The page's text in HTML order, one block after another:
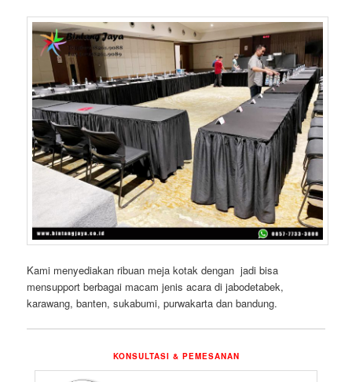
Kami menyediakan ribuan meja kotak dengan jadi bisa
mensupport berbagai macam jenis acara di jabodetabek,
karawang, banten, sukabumi, purwakarta dan bandung.
KONSULTASI & PEMESANAN